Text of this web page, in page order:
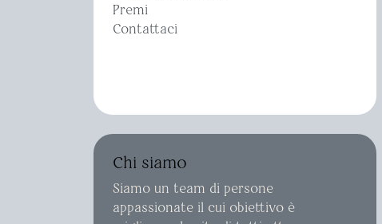
Premi
Contattaci
Chi siamo
Siamo un team di persone
appassionate il cui obiettivo è